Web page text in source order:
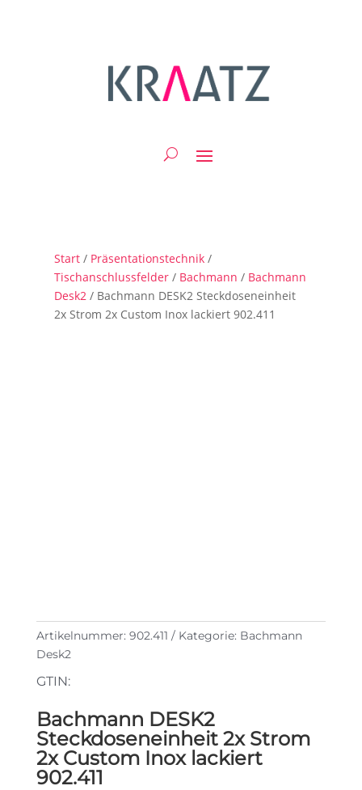
Start / Präsentationstechnik /
Tischanschlussfelder / Bachmann / Bachmann
Desk2 / Bachmann DESK2 Steckdoseneinheit
2x Strom 2x Custom Inox lackiert 902.411
Artikelnummer: 902.411 Kategorie: Bachmann
Desk2
GTIN:
Bachmann DESK2
Steckdoseneinheit 2x Strom
2x Custom Inox lackiert
902.411